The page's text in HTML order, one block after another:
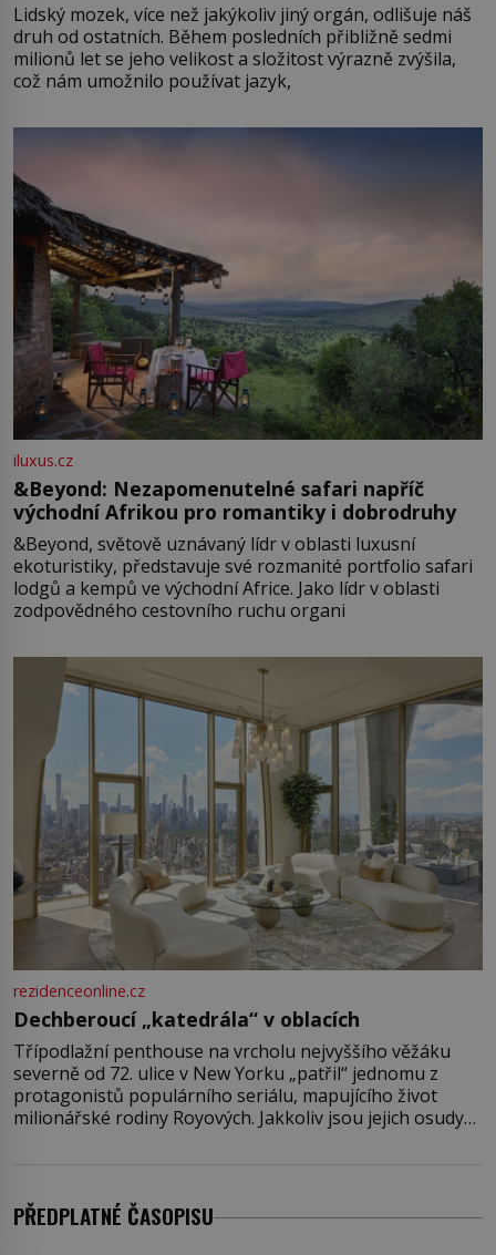
Lidský mozek, více než jakýkoliv jiný orgán, odlišuje náš
druh od ostatních. Během posledních přibližně sedmi
milionů let se jeho velikost a složitost výrazně zvýšila,
což nám umožnilo používat jazyk,
iluxus.cz
&Beyond: Nezapomenutelné safari napříč
východní Afrikou pro romantiky i dobrodruhy
&Beyond, světově uznávaný lídr v oblasti luxusní
ekoturistiky, představuje své rozmanité portfolio safari
lodgů a kempů ve východní Africe. Jako lídr v oblasti
zodpovědného cestovního ruchu organi
rezidenceonline.cz
Dechberoucí „katedrála“ v oblacích
Třípodlažní penthouse na vrcholu nejvyššího věžáku
severně od 72. ulice v New Yorku „patřil“ jednomu z
protagonistů populárního seriálu, mapujícího život
milionářské rodiny Royových. Jakkoliv jsou jejich osudy
jenom jednou z nemovitostí
PŘEDPLATNÉ ČASOPISU